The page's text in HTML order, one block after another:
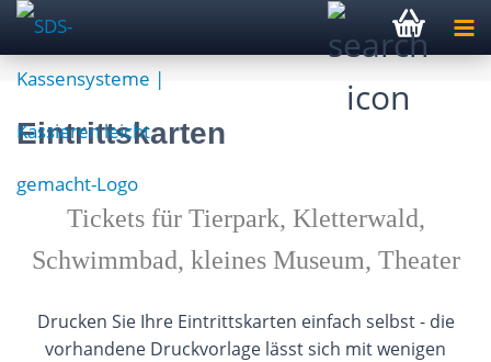
Eintrittskarten
Tickets für Tierpark, Kletterwald,
Schwimmbad, kleines Museum, Theater
Drucken Sie Ihre Eintrittskarten einfach selbst - die
vorhandene Druckvorlage lässt sich mit wenigen